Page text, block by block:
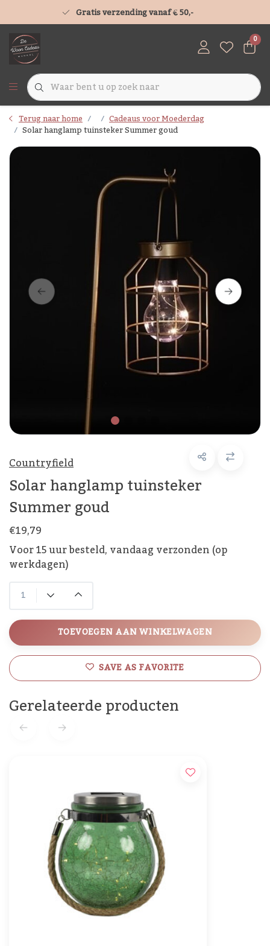
Gratis verzending vanaf € 50,-
0
Terug naar home Cadeaus voor Moederdag
Solar hanglamp tuinsteker Summer goud
Countryfield
Solar hanglamp tuinsteker
Summer goud
€19,79
Voor 15 uur besteld, vandaag verzonden (op
werkdagen)
TOEVOEGEN AAN WINKELWAGEN
SAVE AS FAVORITE
Gerelateerde producten